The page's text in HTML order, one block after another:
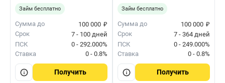
Займ бесплатно
Сумма до 100 000 ₽
Срок
7 - 100 дней
ПСК
0 - 292.000%
Ставка
0 - 0.8%
Получить
Займ бесплатно
Сумма до 100 000 ₽
Срок
7 - 364 дней
ПСК
0 - 249.000%
Ставка
0 - 0.8%
Получить